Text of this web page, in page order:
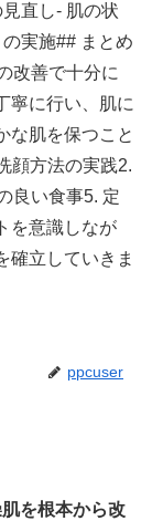
直し- 肌の状
実施## まとめ
改善で十分に
寧に行い、肌に
な肌を保つこと
顔方法の実践2.
良い食事5. 定
を意識しなが
確立していきま
ppcuser
肌を根本から改